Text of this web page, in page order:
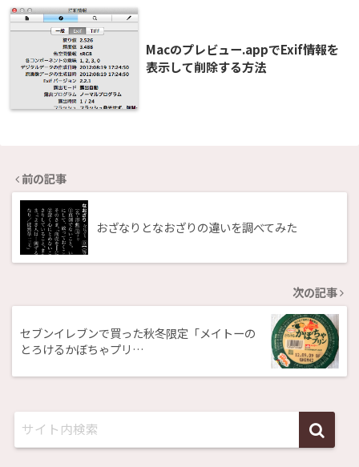
Macのプレビュー.appでExif情報を
表示して削除する方法
前の記事
おざなりとなおざりの違いを調べてみた
次の記事
セブンイレブンで買った秋冬限定「メイトーの
とろけるかぼちゃプリ…